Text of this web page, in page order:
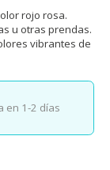
rojo rosa.
u otras prendas.
vibrantes de
en 1-2 días